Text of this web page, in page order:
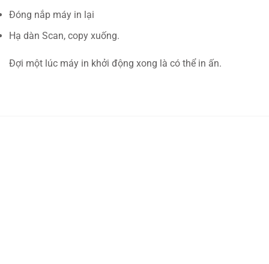
Đóng nắp máy in lại
Hạ dàn Scan, copy xuống.
Đợi một lúc máy in khởi động xong là có thể in ấn.